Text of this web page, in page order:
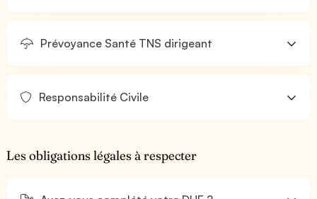
Prévoyance Santé TNS dirigeant
Responsabilité Civile
Les obligations légales à respecter